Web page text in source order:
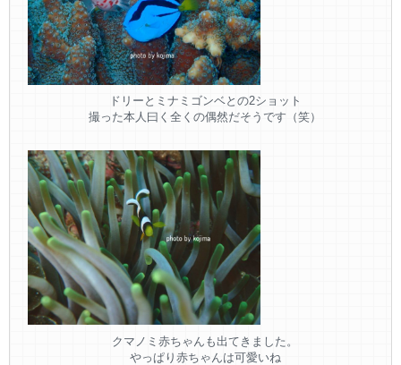
ドリーとミナミゴンベとの2ショット
撮った本人曰く全くの偶然だそうです（笑）
クマノミ赤ちゃんも出てきました。
やっぱり赤ちゃんは可愛いね